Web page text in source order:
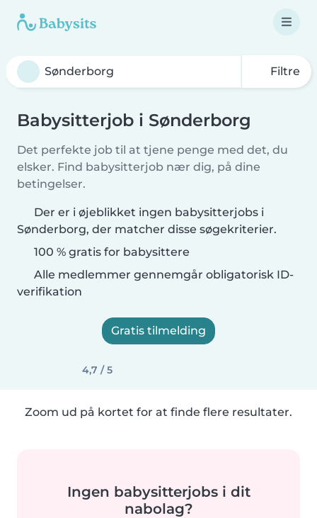
Filtre
Babysitterjob i Sønderborg
Det perfekte job til at tjene penge med det, du
elsker. Find babysitterjob nær dig, på dine
betingelser.
Der er i øjeblikket ingen babysitterjobs i
Sønderborg, der matcher disse søgekriterier.
100 % gratis for babysittere
Alle medlemmer gennemgår obligatorisk ID-
verifikation
Gratis tilmelding
4,7 / 5
Zoom ud på kortet for at finde flere resultater.
Ingen babysitterjobs i dit
nabolag?